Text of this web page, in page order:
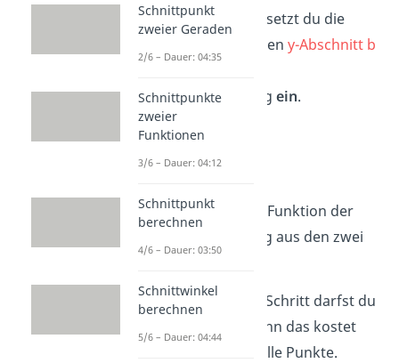
Im letzten Schritt setzt du die
und deny-Abschnitt b
Geradengleichungein.
y =m• x +
y =2• x −
Und das ist deine Funktion der
Geradengleichung aus den zwei
Tipp:Den letzten Schritt darfst du
nie vergessen, denn das kostet
dich sonst wertvolle Punkte.
Schnittpunkt
zweier Geraden
2/6 – Dauer: 04:35
Schnittpunkte
zweier
Funktionen
3/6 – Dauer: 04:12
Schnittpunkt
berechnen
4/6 – Dauer: 03:50
Schnittwinkel
berechnen
5/6 – Dauer: 04:44